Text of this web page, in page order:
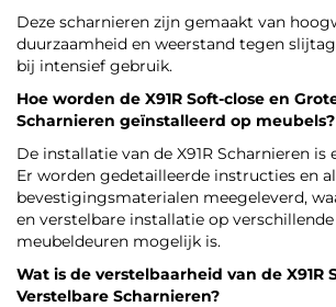
Deze scharnieren zijn gemaakt van
duurzaamheid en weerstand tegen
bij intensief gebruik.
Hoe worden de X91R Soft-close en
Scharnieren geïnstalleerd op meubels?
De installatie van de X91R Scharnieren is
Er worden gedetailleerde instructies en
bevestigingsmaterialen meegeleverd,
en verstelbare installatie op
meubeldeuren mogelijk is.
Wat is de verstelbaarheid van de X91R
Verstelbare Scharnieren?